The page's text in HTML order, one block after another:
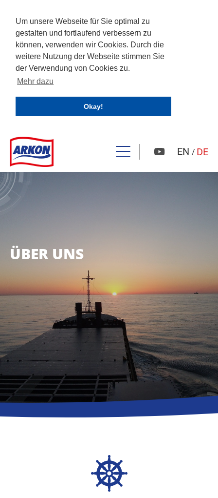
Um unsere Webseite für Sie optimal zu
gestalten und fortlaufend verbessern zu
können, verwenden wir Cookies. Durch die
weitere Nutzung der Webseite stimmen Sie
der Verwendung von Cookies zu.
Mehr dazu
Okay!
EN DE
ÜBER UNS